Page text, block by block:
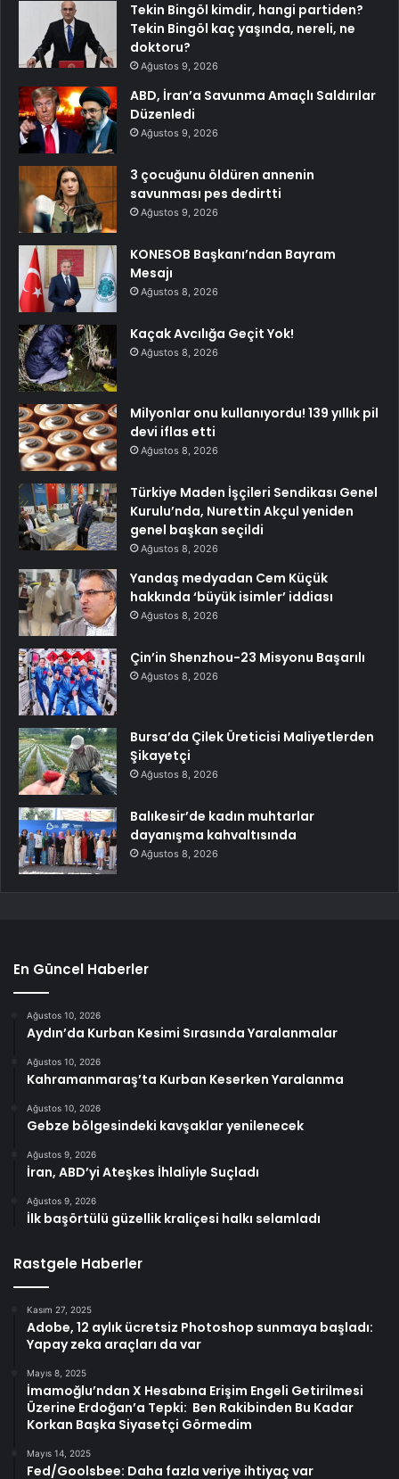
Tekin Bingöl kimdir, hangi partiden?
Tekin Bingöl kaç yaşında, nereli, ne
doktoru?
Ağustos 9, 2026
ABD, İran’a Savunma Amaçlı Saldırılar
Düzenledi
Ağustos 9, 2026
3 çocuğunu öldüren annenin
savunması pes dedirtti
Ağustos 9, 2026
KONESOB Başkanı’ndan Bayram
Mesajı
Ağustos 8, 2026
Kaçak Avcılığa Geçit Yok!
Ağustos 8, 2026
Milyonlar onu kullanıyordu! 139 yıllık pil
devi iflas etti
Ağustos 8, 2026
Türkiye Maden İşçileri Sendikası Genel
Kurulu’nda, Nurettin Akçul yeniden
genel başkan seçildi
Ağustos 8, 2026
Yandaş medyadan Cem Küçük
hakkında ‘büyük isimler’ iddiası
Ağustos 8, 2026
Çin’in Shenzhou-23 Misyonu Başarılı
Ağustos 8, 2026
Bursa’da Çilek Üreticisi Maliyetlerden
Şikayetçi
Ağustos 8, 2026
Balıkesir’de kadın muhtarlar
dayanışma kahvaltısında
Ağustos 8, 2026
En Güncel Haberler
Ağustos 10, 2026
Aydın’da Kurban Kesimi Sırasında Yaralanmalar
Ağustos 10, 2026
Kahramanmaraş’ta Kurban Keserken Yaralanma
Ağustos 10, 2026
Gebze bölgesindeki kavşaklar yenilenecek
Ağustos 9, 2026
İran, ABD’yi Ateşkes İhlaliyle Suçladı
Ağustos 9, 2026
İlk başörtülü güzellik kraliçesi halkı selamladı
Rastgele Haberler
Kasım 27, 2025
Adobe, 12 aylık ücretsiz Photoshop sunmaya başladı:
Yapay zeka araçları da var
Mayıs 8, 2025
İmamoğlu’ndan X Hesabına Erişim Engeli Getirilmesi
Üzerine Erdoğan’a Tepki: Ben Rakibinden Bu Kadar
Korkan Başka Siyasetçi Görmedim
Mayıs 14, 2025
Fed/Goolsbee: Daha fazla veriye ihtiyaç var